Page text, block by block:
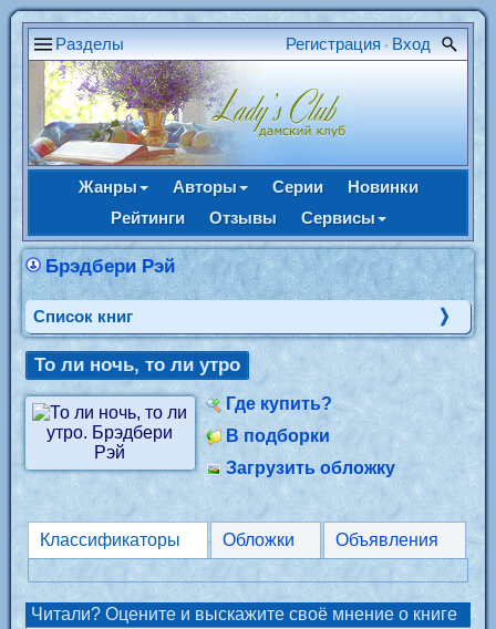
Разделы Регистрация • Вход
Жанры Авторы Серии
Новинки
Рейтинги
Отзывы Сервисы
Брэдбери Рэй
Cписок книг
То ли ночь, то ли утро
Где купить?
В подборки
Загрузить обложку
Классификаторы Обложки Объявления
Читали? Оцените и выскажите своё мнение о книге